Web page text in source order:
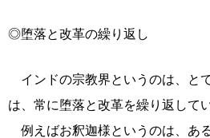
◎堕落と改革の繰り返し
インドの宗教界というのは、と
は、常に堕落と改革を繰り返して
例えばお釈迦様というのは、あ